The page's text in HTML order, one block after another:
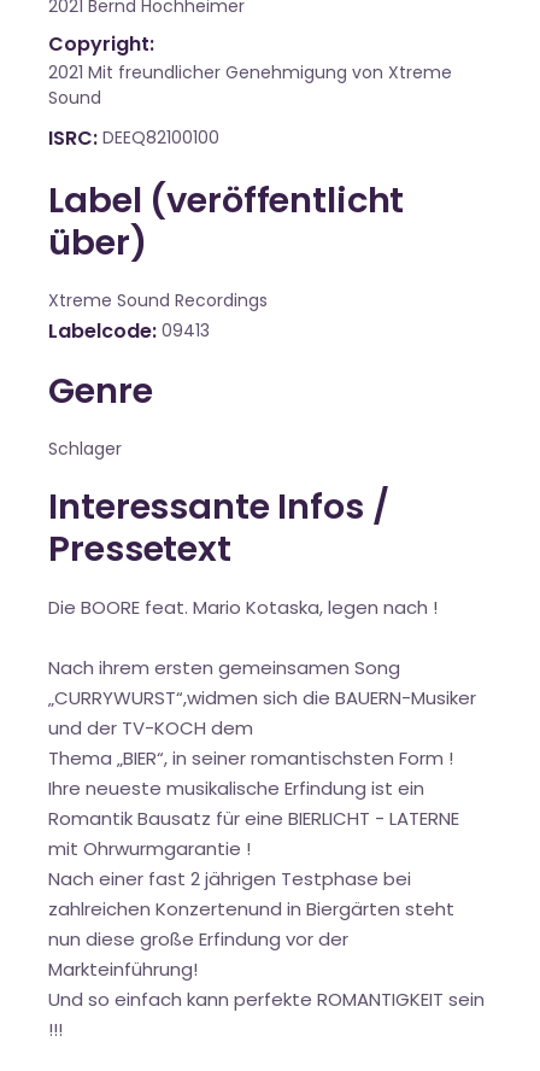
2021 Bernd Hochheimer
Copyright:
2021 Mit freundlicher Genehmigung von Xtreme
Sound
ISRC DEEQ82100100
Label (veröffentlicht
über)
Xtreme Sound Recordings
Labelcode 09413
Genre
Schlager
Interessante Infos /
Pressetext
Die BOORE feat. Mario Kotaska, legen nach !
Nach ihrem ersten gemeinsamen Song
„CURRYWURST“,widmen sich die BAUERN-Musiker
und der TV-KOCH dem
Thema „BIER“, in seiner romantischsten Form !
Ihre neueste musikalische Erfindung ist ein
Romantik Bausatz für eine BIERLICHT - LATERNE
mit Ohrwurmgarantie !
Nach einer fast 2 jährigen Testphase bei
zahlreichen Konzertenund in Biergärten steht
nun diese große Erfindung vor der
Markteinführung!
Und so einfach kann perfekte ROMANTIGKEIT sein
!!!